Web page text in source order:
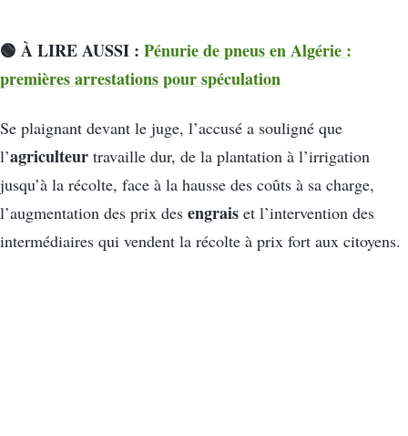
🟢 À LIRE AUSSI : Pénurie de pneus en Algérie :
premières arrestations pour spéculation
Se plaignant devant le juge, l’accusé a souligné que
l’agriculteur travaille dur, de la plantation à l’irrigation
jusqu’à la récolte, face à la hausse des coûts à sa charge,
l’augmentation des prix des engrais et l’intervention des
intermédiaires qui vendent la récolte à prix fort aux citoyens.